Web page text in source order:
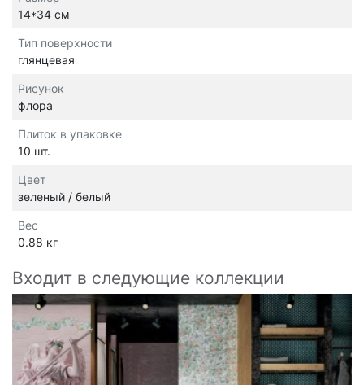
14*34 см
Тип поверхности
глянцевая
Рисунок
флора
Плиток в упаковке
10 шт.
Цвет
зеленый / белый
Вес
0.88 кг
Входит в следующие коллекции